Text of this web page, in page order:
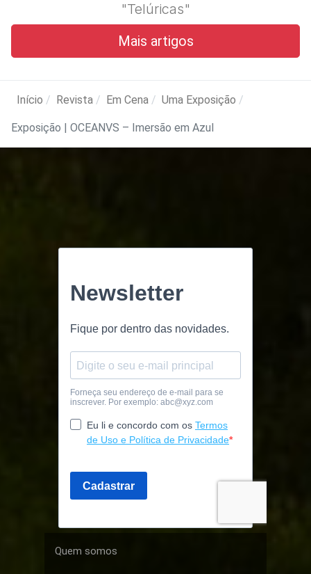
"Telúricas"
Mais artigos
Início Revista Em Cena Uma Exposição
Exposição | OCEANVS – Imersão em Azul
Quem somos